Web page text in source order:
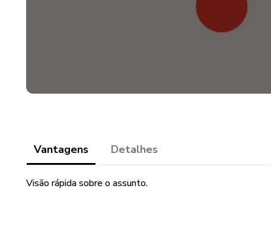
Vantagens Detalhes
Visão rápida sobre o assunto.